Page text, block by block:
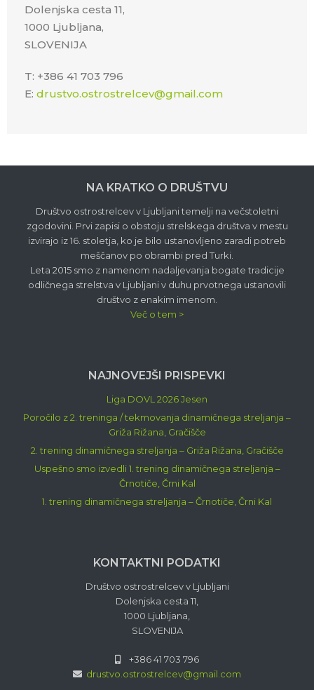
Dolenjska cesta 11,
1000 Ljubljana,
SLOVENIJA
T: +386 41 703 796
E: drustvo.ostrostrelcev@gmail.com
NA KRATKO O DRUŠTVU
Društvo ostrostrelcev v Ljubljani temelji na večstoletni
zgodovini. Prvi zapisi o obstoju strelskega društva v mestu
izvirajo iz 16. stoletja, ko je bilo ustanovljeno zaradi potreb
meščanov po obrambi pred Turki.
Leta 2015 smo z namenom nadaljevanja bogate tradicije
odličnega strelstva v Ljubljani v duhu prvotnega ustanovili
društvo z enakim imenom.
Več o tem >
NAJNOVEJŠI PRISPEVKI
Liga DOVL 2026 Jesen
Poročilo z 2. treninga / tekmovanja dinamičnega streljanja –
Griža Rižana, Gračišče
2. trening dinamičnega streljanja – Griža Rižana, Gračišče
Uspešno smo izvedli 1. trening dinamičnega streljanja –
Črnotiče, Črni Kal
1. trening dinamičnega streljanja – Črnotiče, Črni Kal
KONTAKTNI PODATKI
Društvo ostrostrelcev v Ljubljani
Dolenjska cesta 11,
1000 Ljubljana,
SLOVENIJA
+386 41 703 796
drustvo.ostrostrelcev@gmail.com